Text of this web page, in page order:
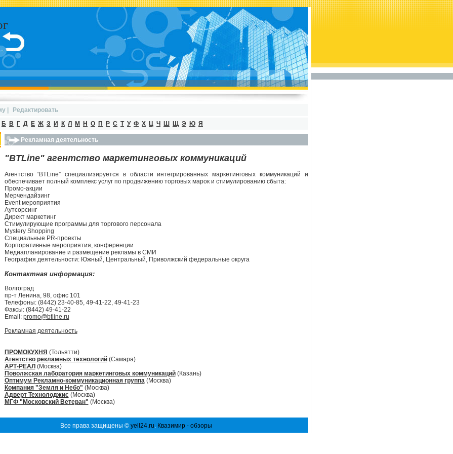
Редактировать
Б В Г Д Е Ж З И К Л М Н О П Р С Т У Ф Х Ц Ч Ш Щ Э Ю Я
Рекламная деятельность
"BTLine" агентство маркетинговых коммуникаций
Агентство “BTLine” специализируется в области интегрированных маркетинговых коммуникаций и
обеспечивает полный комплекс услуг по продвижению торговых марок и стимулированию сбыта:
Промо-акции
Мерчендайзинг
Event мероприятия
Аутсорсинг
Директ маркетинг
Стимулирующие программы для торгового персонала
Mystery Shopping
Специальные PR-проекты
Корпоративные мероприятия, конференции
Медиапланирование и размещение рекламы в СМИ
География деятельности: Южный, Центральный, Приволжский федеральные округа
Контактная информация:
Волгоград
пр-т Ленина, 98, офис 101
Телефоны: (8442) 23-40-85, 49-41-22, 49-41-23
Факсы: (8442) 49-41-22
Email: promo@btline.ru
Рекламная деятельность
ПРОМОКУХНЯ (Тольятти)
Агентство рекламных технологий(Самара)
АРТ-РЕАЛ (Москва)
Поволжская лаборатория маркетинговых коммуникаций(Казань)
Оптимум Рекламно-коммуникационная группа(Москва)
Компания "Земля и Небо" (Москва)
Адверт Технолоджис(Москва)
МГФ "Московский Ветеран" (Москва)
Все права защищены © yell24.ru. Квазимир - обзоры